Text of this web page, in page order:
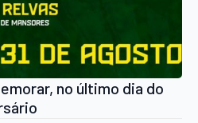
no último dia do